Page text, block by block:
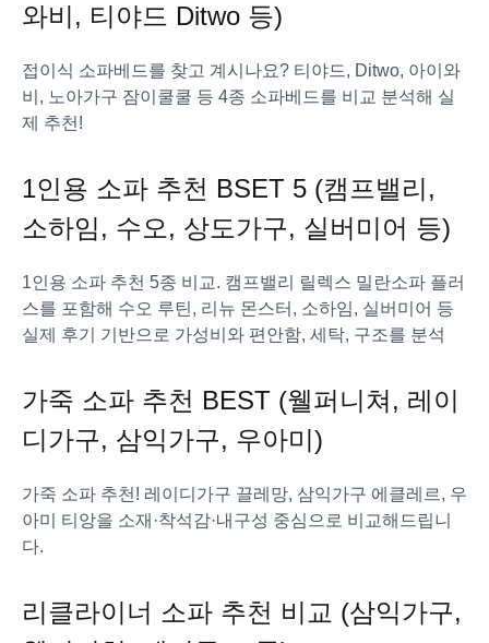
와비, 티야드 Ditwo 등)
접이식 소파베드를 찾고 계시나요? 티야드, Ditwo, 아이와
비, 노아가구 잠이쿨쿨 등 4종 소파베드를 비교 분석해 실
제 추천!
1인용 소파 추천 BSET 5 (캠프밸리,
소하임, 수오, 상도가구, 실버미어 등)
1인용 소파 추천 5종 비교. 캠프밸리 릴렉스 밀란소파 플러
스를 포함해 수오 루틴, 리뉴 몬스터, 소하임, 실버미어 등
실제 후기 기반으로 가성비와 편안함, 세탁, 구조를 분석
가죽 소파 추천 BEST (웰퍼니쳐, 레이
디가구, 삼익가구, 우아미)
가죽 소파 추천! 레이디가구 끌레망, 삼익가구 에클레르, 우
아미 티앙을 소재·착석감·내구성 중심으로 비교해드립니
다.
리클라이너 소파 추천 비교 (삼익가구,